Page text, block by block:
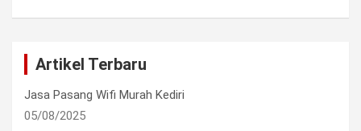
Artikel Terbaru
Jasa Pasang Wifi Murah Kediri
05/08/2025